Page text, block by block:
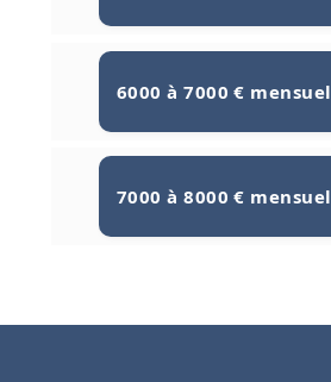
6000 à 7000 € mensuel
7000 à 8000 € mensuel